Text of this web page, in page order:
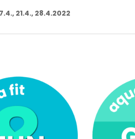
21.4., 28.4.2022